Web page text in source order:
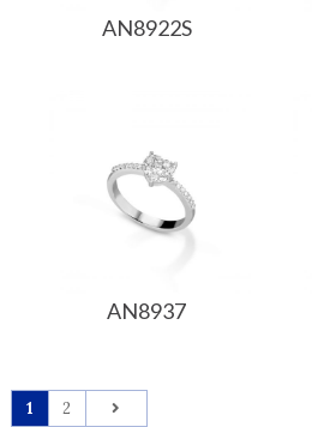
AN8922S
AN8937
1 2